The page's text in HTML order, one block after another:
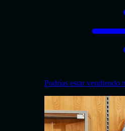
Podrías estar vendiendo